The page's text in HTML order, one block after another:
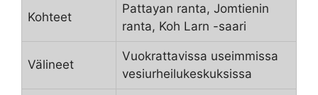
Kohteet
Pattayan ranta, Jomtienin
ranta, Koh Larn -saari
Välineet
Vuokrattavissa useimmissa
vesiurheilukeskuksissa